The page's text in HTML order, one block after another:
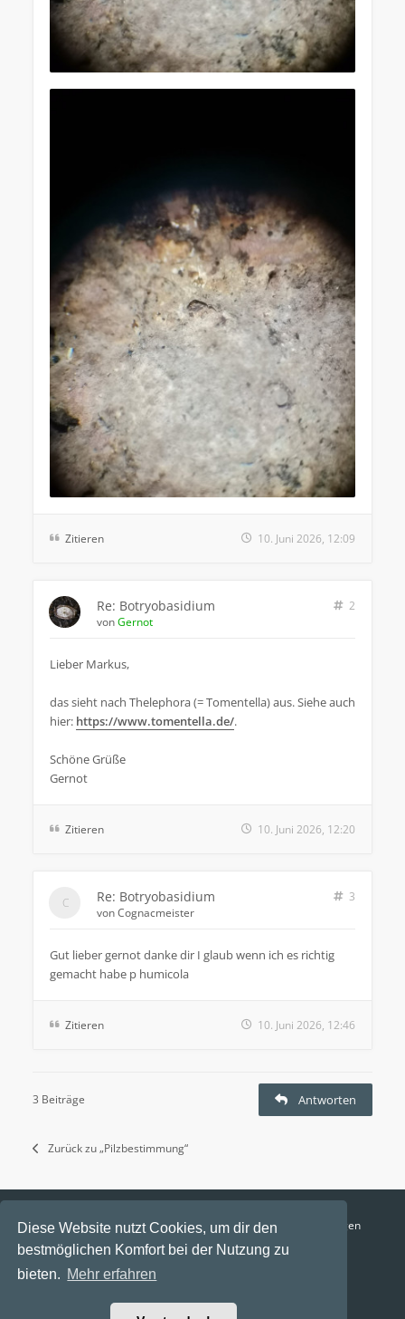
Diese Website nutzt Cookies, um dir den
bestmöglichen Komfort bei der Nutzung zu
bieten. Mehr erfahren
Zitieren 10. Juni 2026, 12:09
Re: Botryobasidium
2
vonGernot
Lieber Markus,
das sieht nach Thelephora (= Tomentella) aus. Siehe auch
hier: https://www.tomentella.de/.
Schöne Grüße
Gernot
Zitieren 10. Juni 2026, 12:20
Re: Botryobasidium
3
vonCognacmeister
Gut lieber gernot danke dir I glaub wenn ich es richtig
gemacht habe p humicola
Zitieren 10. Juni 2026, 12:46
3 Beiträge Antworten
Zurück zu „Pilzbestimmung“
Funga Austria FAQ Datenschutz
Nutzungsbedingungen
Alle Zeiten sind UTC+02:00
Aktuelle Zeit: 7. August 2026, 11:39
Powered byphpBB® Forum Software © phpBB Limited